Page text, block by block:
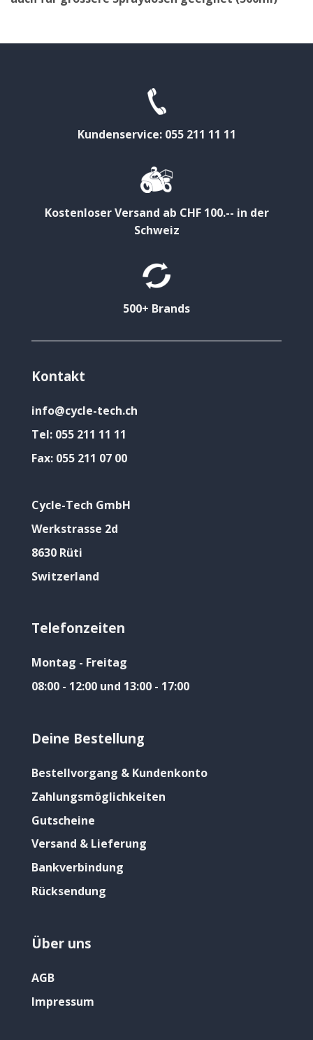
Kundenservice: 055 211 11 11
Kostenloser Versand ab CHF 100.-- in der
Schweiz
500+ Brands
Kontakt
info@cycle-tech.ch
Tel: 055 211 11 11
Fax: 055 211 07 00
Cycle-Tech GmbH
Werkstrasse 2d
8630 Rüti
Switzerland
Telefonzeiten
Montag - Freitag
08:00 - 12:00 und 13:00 - 17:00
Deine Bestellung
Bestellvorgang & Kundenkonto
Zahlungsmöglichkeiten
Gutscheine
Versand & Lieferung
Bankverbindung
Rücksendung
Über uns
AGB
Impressum